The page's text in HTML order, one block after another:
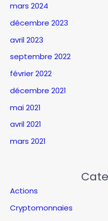
mars 2024
décembre 2023
avril 2023
septembre 2022
février 2022
décembre 2021
mai 2021
avril 2021
mars 2021
Actions
Cryptomonnaies